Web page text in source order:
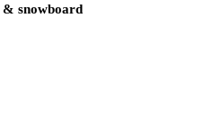
snowboard